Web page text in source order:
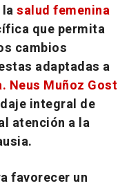
lasalud femenina
que permita
cambios
adaptadas a
Neus Muñoz Gost
integral de
atención a la
favorecer un